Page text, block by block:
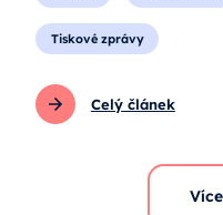
Tiskové zprávy
Celý článek